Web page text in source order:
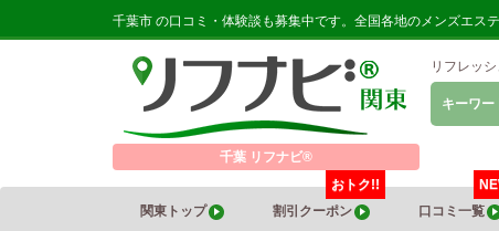
千葉市 の口コミ・体験談も募集中です。全国各地のメンズエス
千葉 リフナビ®
リフレッ
キーワー
関東トップ 割引クーポン
おトク!!
口コミ一覧